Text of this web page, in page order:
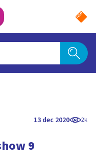
13 dec 2020 2k
9